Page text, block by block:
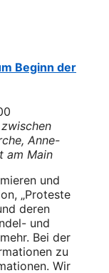
Beginn der
Anne-
am Main
und
„Proteste
deren
und
Bei der
zu
Wir